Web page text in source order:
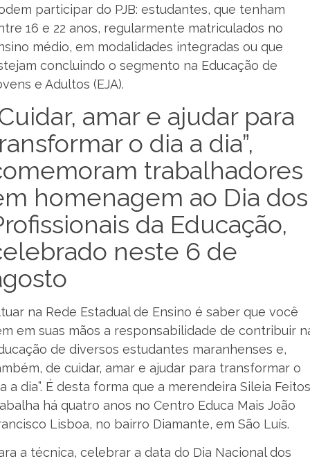
participar do PJB: estudantes, que tenham
16 e 22 anos, regularmente matriculados no
médio, em modalidades integradas ou que
concluindo o segmento na Educação de
e Adultos (EJA).
amar e ajudar para
o dia a dia”,
trabalhadores
homenagem ao Dia dos
da Educação,
neste 6 de
na Rede Estadual de Ensino é saber que você
em suas mãos a responsabilidade de contribuir
de diversos estudantes maranhenses e,
de cuidar, amar e ajudar para transformar o
a dia”. É desta forma que a merendeira Sileia
há quatro anos no Centro Educa Mais João
Lisboa, no bairro Diamante, em São Luís.
a técnica, celebrar a data do Dia Nacional dos